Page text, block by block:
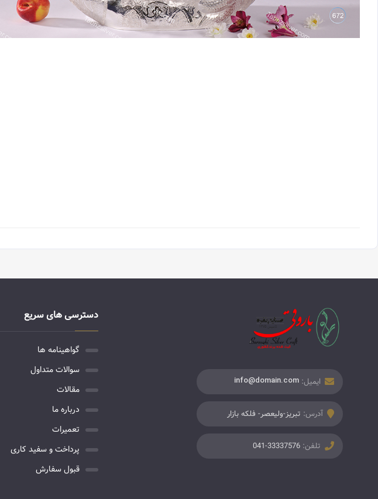
ایمیل: info@domain.com
آدرس: تبریز-ولیعصر- فلکه بازار
تلفن: 041-33337576
دسترسی های سریع
گواهینامه ها
سوالات متداول
مقالات
درباره ما
تعمیرات
پرداخت و سفید کاری
قبول سفارش